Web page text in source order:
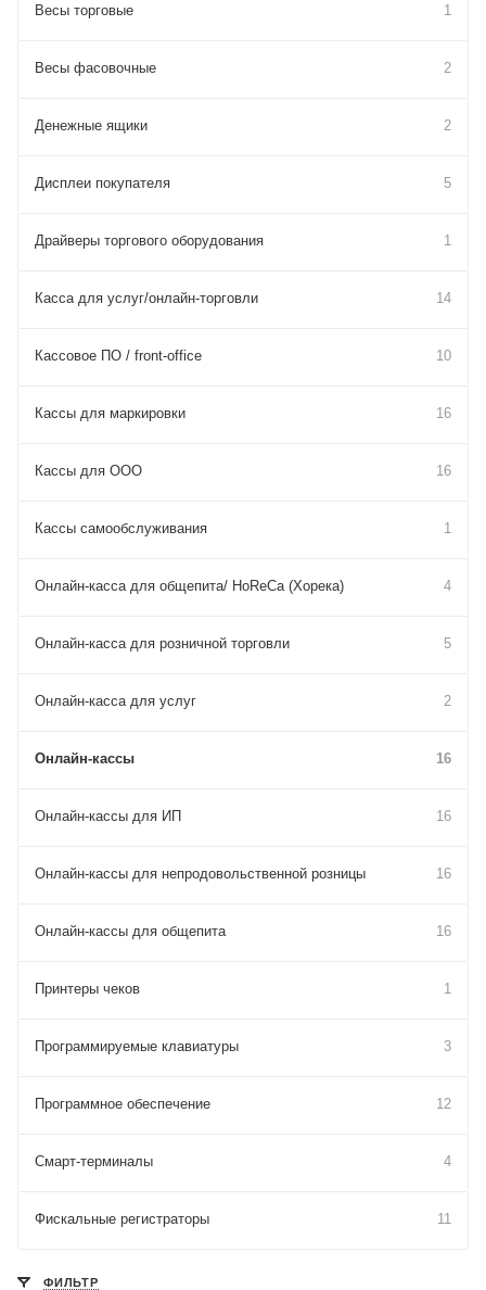
Весы торговые 1
Весы фасовочные 2
Денежные ящики 2
Дисплеи покупателя 5
Драйверы торгового оборудования 1
Касса для услуг/онлайн-торговли 14
Кассовое ПО / front-office 10
Кассы для маркировки 16
Кассы для ООО 16
Кассы самообслуживания 1
Онлайн-касса для общепита/ HoReCa (Хорека) 4
Онлайн-касса для розничной торговли 5
Онлайн-касса для услуг 2
Онлайн-кассы 16
Онлайн-кассы для ИП 16
Онлайн-кассы для непродовольственной розницы 16
Онлайн-кассы для общепита 16
Принтеры чеков 1
Программируемые клавиатуры 3
Программное обеспечение 12
Смарт-терминалы 4
Фискальные регистраторы 11
ФИЛЬТР